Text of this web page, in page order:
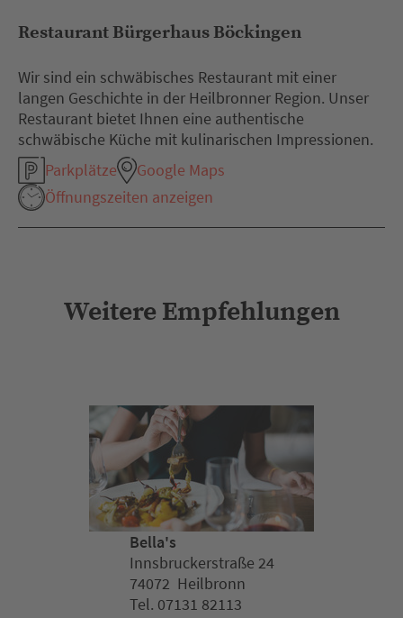
Restaurant Bürgerhaus Böckingen
Wir sind ein schwäbisches Restaurant mit einer
langen Geschichte in der Heilbronner Region. Unser
Restaurant bietet Ihnen eine authentische
schwäbische Küche mit kulinarischen Impressionen.
Parkplätze
Google Maps
Öffnungszeiten anzeigen
Weitere Empfehlungen
Bella's
Innsbruckerstraße 24
74072 Heilbronn
Tel. 07131 82113